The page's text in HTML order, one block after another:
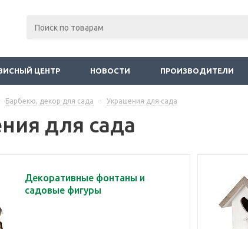
ЦЕНТР НОВОСТИ ПРОИЗВОДИТЕЛИ
Барбекю, декор для сада - Украшения для сада
для сада
Декоративные фонтаны и
садовые фигуры